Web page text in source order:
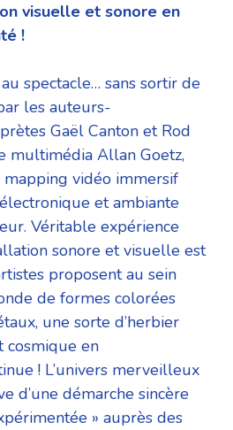
visuelle et sonore en
!
spectacle… sans sortir de
les auteurs-
Gaël Canton et Rod
multimédia Allan Goetz,
mapping vidéo immersif
et ambiante
Véritable expérience
sonore et visuelle est
proposent au sein
de formes colorées
une sorte d’herbier
cosmique en
! L’univers merveilleux
d’une démarche sincère
» auprès des